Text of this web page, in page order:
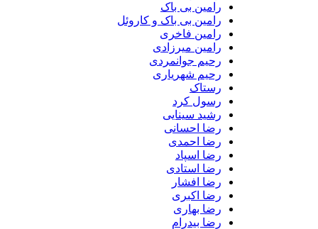
رامین بی باک
رامین بی باک و کاروئل
رامین فاخری
رامین میرزادی
رحیم جوانمردی
رحیم شهریاری
رستاک
رسول کرد
رشید سینایی
رضا احسانی
رضا احمدی
رضا اسپاد
رضا استادی
رضا افشار
رضا اکبری
رضا بهاری
رضا بیدرام